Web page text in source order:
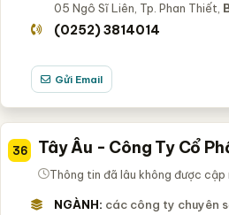
05 Ngô Sĩ Liên, Tp. Phan Thiết,
(0252) 3814014
Gửi Email
36 Tây Âu - Công Ty Cổ
Thông tin đã lâu không được cập
NGÀNH: các công ty chuyên